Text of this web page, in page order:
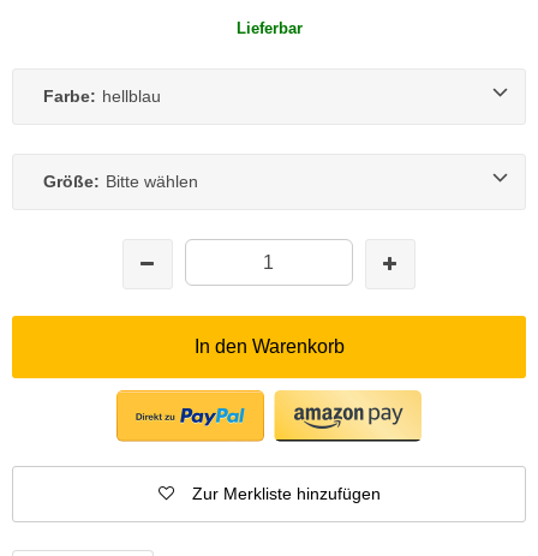
Lieferbar
Farbe: hellblau
Größe: Bitte wählen
In den Warenkorb
Zur Merkliste hinzufügen